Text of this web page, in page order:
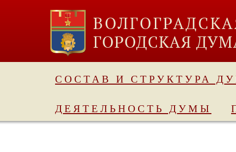
СОСТАВ И СТРУКТУРА
ДЕЯТЕЛЬНОСТЬ ДУМЫ